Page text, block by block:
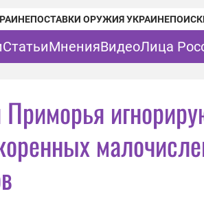
ПОСТАВКИ ОРУЖИЯ УКРАИНЕ
СтатьиМненияВидеоЛица
Приморья